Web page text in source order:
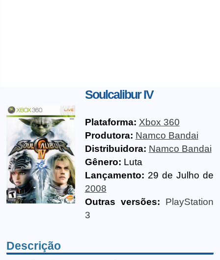
Soulcalibur IV
Plataforma: Xbox 360
Produtora: Namco Bandai
Distribuidora: Namco Bandai
Gênero: Luta
Lançamento: 29 de Julho de
2008
Outras versões:
PlayStation
3
Descrição